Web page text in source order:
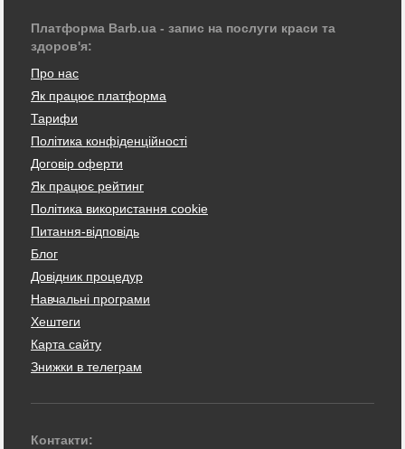
Платформа Barb.ua - запис на послуги краси та
здоров'я:
Про нас
Як працює платформа
Тарифи
Політика конфіденційності
Договір оферти
Як працює рейтинг
Політика використання cookie
Питання-відповідь
Блог
Довідник процедур
Навчальні програми
Хештеги
Карта сайту
Знижки в телеграм
Контакти: